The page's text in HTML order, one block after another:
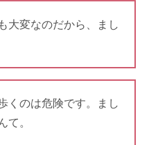
大変なのだから、まし
くのは危険です。まし
て。